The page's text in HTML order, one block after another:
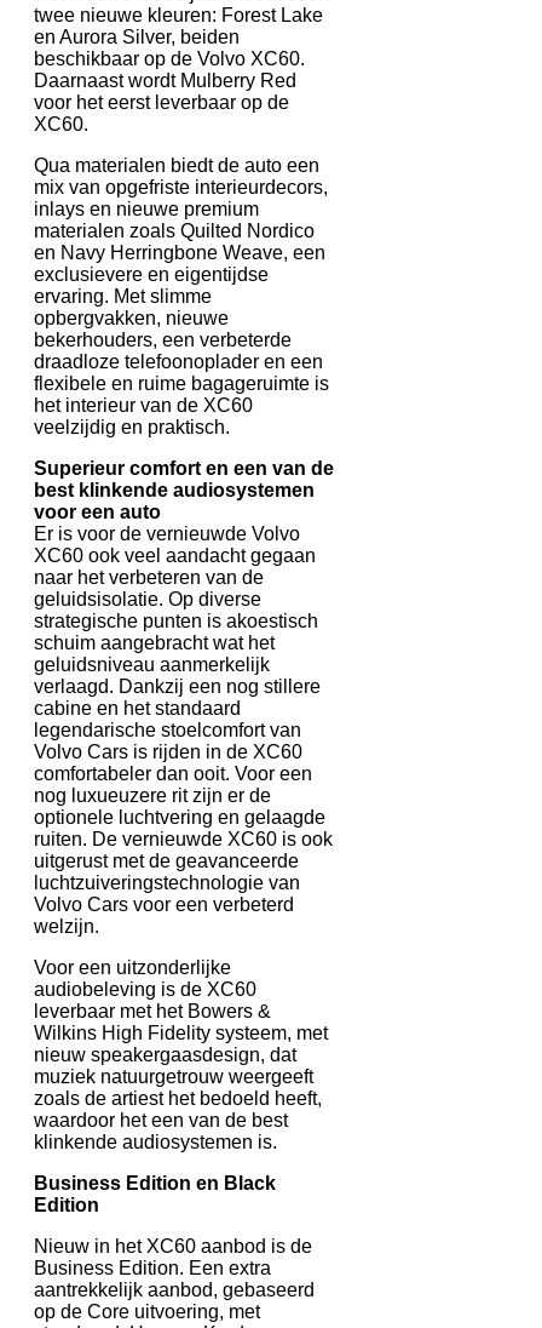
twee nieuwe kleuren: Forest Lake
en Aurora Silver, beiden
beschikbaar op de Volvo XC60.
Daarnaast wordt Mulberry Red
voor het eerst leverbaar op de
XC60.
Qua materialen biedt de auto een
mix van opgefriste interieurdecors,
inlays en nieuwe premium
materialen zoals Quilted Nordico
en Navy Herringbone Weave, een
exclusievere en eigentijdse
ervaring. Met slimme
opbergvakken, nieuwe
bekerhouders, een verbeterde
draadloze telefoonoplader en een
flexibele en ruime bagageruimte is
het interieur van de XC60
veelzijdig en praktisch.
Superieur comfort en een van de
best klinkende audiosystemen
voor een auto
Er is voor de vernieuwde Volvo
XC60 ook veel aandacht gegaan
naar het verbeteren van de
geluidsisolatie. Op diverse
strategische punten is akoestisch
schuim aangebracht wat het
geluidsniveau aanmerkelijk
verlaagd. Dankzij een nog stillere
cabine en het standaard
legendarische stoelcomfort van
Volvo Cars is rijden in de XC60
comfortabeler dan ooit. Voor een
nog luxueuzere rit zijn er de
optionele luchtvering en gelaagde
ruiten. De vernieuwde XC60 is ook
uitgerust met de geavanceerde
luchtzuiveringstechnologie van
Volvo Cars voor een verbeterd
welzijn.
Voor een uitzonderlijke
audiobeleving is de XC60
leverbaar met het Bowers &
Wilkins High Fidelity systeem, met
nieuw speakergaasdesign, dat
muziek natuurgetrouw weergeeft
zoals de artiest het bedoeld heeft,
waardoor het een van de best
klinkende audiosystemen is.
Business Edition en Black
Edition
Nieuw in het XC60 aanbod is de
Business Edition. Een extra
aantrekkelijk aanbod, gebaseerd
op de Core uitvoering, met